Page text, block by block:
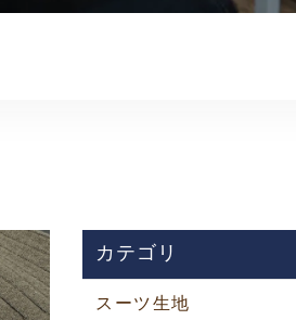
カテゴリ
スーツ生地